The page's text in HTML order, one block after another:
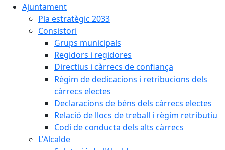
Ajuntament
Pla estratègic 2033
Consistori
Grups municipals
Regidors i regidores
Directius i càrrecs de confiança
Règim de dedicacions i retribucions dels
càrrecs electes
Declaracions de béns dels càrrecs electes
Relació de llocs de treball i règim retributiu
Codi de conducta dels alts càrrecs
L'Alcalde